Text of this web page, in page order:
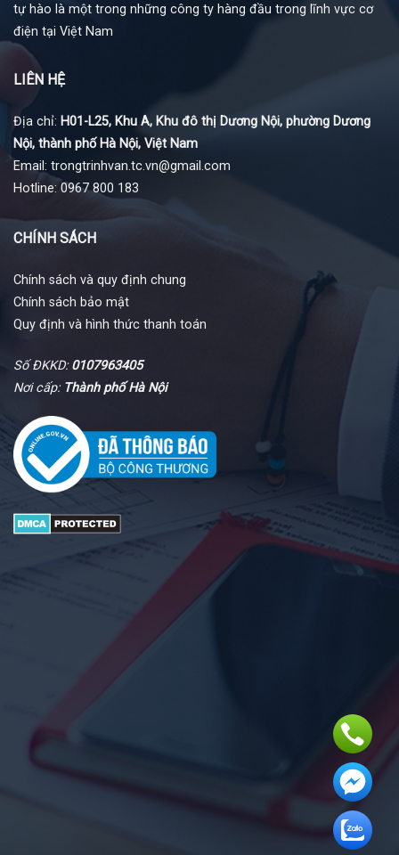
tự hào là một trong những công ty hàng đầu trong lĩnh vực cơ
điện tại Việt Nam
LIÊN HỆ
Địa chỉ: H01-L25, Khu A, Khu đô thị Dương Nội, phường Dương
Nội, thành phố Hà Nội, Việt Nam
Email: trongtrinhvan.tc.vn@gmail.com
Hotline: 0967 800 183
CHÍNH SÁCH
Chính sách và quy định chung
Chính sách bảo mật
Quy định và hình thức thanh toán
Số ĐKKD:0107963405
Nơi cấp: Thành phố Hà Nội